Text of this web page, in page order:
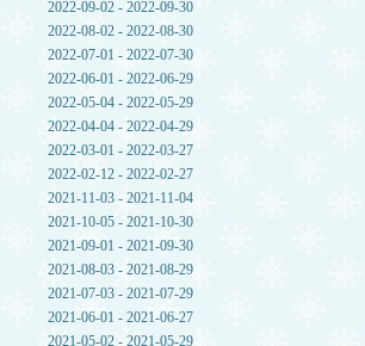
2022-09-02 - 2022-09-30
2022-08-02 - 2022-08-30
2022-07-01 - 2022-07-30
2022-06-01 - 2022-06-29
2022-05-04 - 2022-05-29
2022-04-04 - 2022-04-29
2022-03-01 - 2022-03-27
2022-02-12 - 2022-02-27
2021-11-03 - 2021-11-04
2021-10-05 - 2021-10-30
2021-09-01 - 2021-09-30
2021-08-03 - 2021-08-29
2021-07-03 - 2021-07-29
2021-06-01 - 2021-06-27
2021-05-02 - 2021-05-29